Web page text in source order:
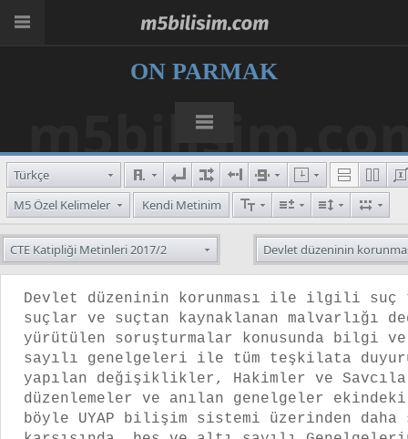
ON PARMAK
Türkçe
M5 Özel Kelimeler
Kendi Metinim
CTE Katipliği Metinleri 2017/2 Devlet düzeninin